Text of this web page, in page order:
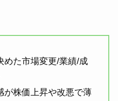
めた市場変更/業績/成
が株価上昇や改悪で薄